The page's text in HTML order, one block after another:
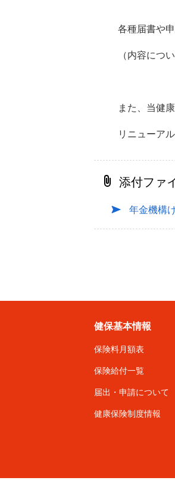
各種届書や
（内容につ
また、当健
リニューア
添付ファ
年金機構
健保基本情報
保険料月額表
保険給付一覧
届出・申請について
健康保険制度情報